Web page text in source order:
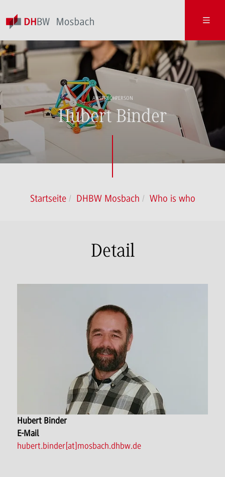
ANSPRECHPERSON
Hubert Binder
Startseite DHBW Mosbach Who is who
Detail
Hubert Binder
E-Mail
hubert.binder[at]mosbach.dhbw.de